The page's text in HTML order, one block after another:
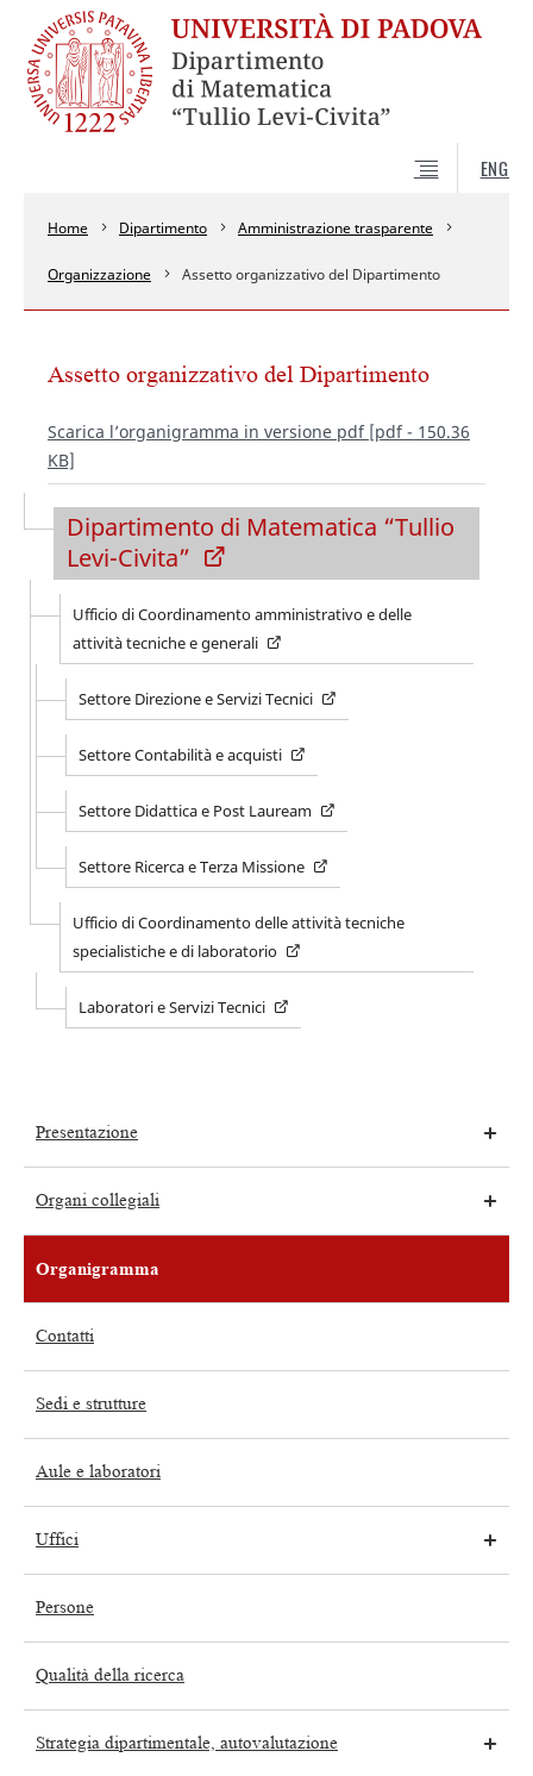
ENG
Home Dipartimento Amministrazione trasparente
Organizzazione Assetto organizzativo del Dipartimento
Presentazione
Organi collegiali
Organigramma
Contatti
Sedi e strutture
Aule e laboratori
Uffici
Persone
Qualità della ricerca
Strategia dipartimentale, autovalutazione
Assetto organizzativo del Dipartimento
Scarica l’organigramma in versione pdf [pdf - 150.36
KB]
Dipartimento di Matematica “Tullio
Levi-Civita”
Ufficio di Coordinamento amministrativo e delle
attività tecniche e generali
Settore Direzione e Servizi Tecnici
Settore Contabilità e acquisti
Settore Didattica e Post Lauream
Settore Ricerca e Terza Missione
Ufficio di Coordinamento delle attività tecniche
specialistiche e di laboratorio
Laboratori e Servizi Tecnici